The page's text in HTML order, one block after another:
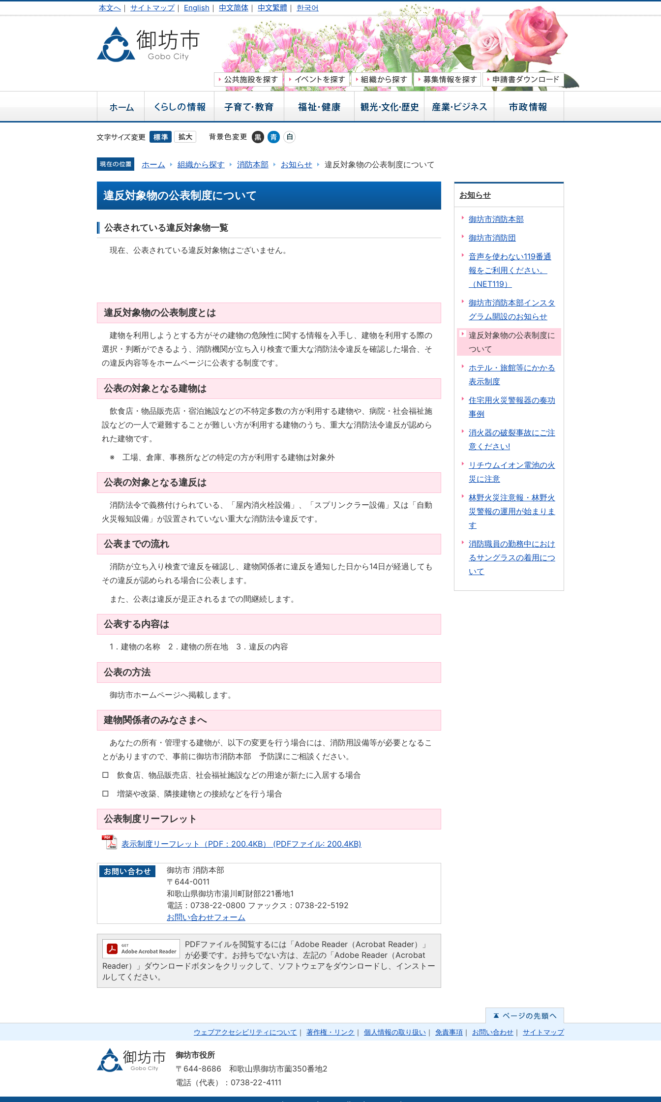
本文へ ｜ サイトマップ｜ English ｜ 中文简体 ｜ 中文繁體 ｜ 한국어
ホーム 組織から探す 消防本部 お知らせ 違反対象物の公表制度について
違反対象物の公表制度について
公表されている違反対象物一覧
現在、公表されている違反対象物はございません。
違反対象物の公表制度とは
建物を利用しようとする方がその建物の危険性に関する情報を入手し、建物を利用する際の
選択・判断ができるよう、消防機関が立ち入り検査で重大な消防法令違反を確認した場合、そ
の違反内容等をホームページに公表する制度です。
公表の対象となる建物は
飲食店・物品販売店・宿泊施設などの不特定多数の方が利用する建物や、病院・社会福祉施
設などの一人で避難することが難しい方が利用する建物のうち、重大な消防法令違反が認めら
れた建物です。
※ 工場、倉庫、事務所などの特定の方が利用する建物は対象外
公表の対象となる違反は
消防法令で義務付けられている、「屋内消火栓設備」、「スプリンクラー設備」又は「自動
火災報知設備」が設置されていない重大な消防法令違反です。
公表までの流れ
消防が立ち入り検査で違反を確認し、建物関係者に違反を通知した日から14日が経過しても
その違反が認められる場合に公表します。
また、公表は違反が是正されるまでの間継続します。
公表する内容は
1．建物の名称 2．建物の所在地 3．違反の内容
公表の方法
御坊市ホームページへ掲載します。
建物関係者のみなさまへ
あなたの所有・管理する建物が、以下の変更を行う場合には、消防用設備等が必要となるこ
とがありますので、事前に御坊市消防本部 予防課にご相談ください。
□ 飲食店、物品販売店、社会福祉施設などの用途が新たに入居する場合
□ 増築や改築、隣接建物との接続などを行う場合
公表制度リーフレット
表示制度リーフレット（PDF：200.4KB） (PDFファイル: 200.4KB)
御坊市 消防本部
〒644-0011
和歌山県御坊市湯川町財部221番地1
電話：0738-22-0800 ファックス：0738-22-5192
お問い合わせフォーム
PDFファイルを閲覧するには「Adobe Reader（Acrobat Reader）」
が必要です。お持ちでない方は、左記の「Adobe Reader（Acrobat
Reader）」ダウンロードボタンをクリックして、ソフトウェアをダウンロードし、インストー
ルしてください。
お知らせ
御坊市消防本部
御坊市消防団
音声を使わない119番通
報をご利用ください。
（NET119）
御坊市消防本部インスタ
グラム開設のお知らせ
違反対象物の公表制度に
ついて
ホテル・旅館等にかかる
表示制度
住宅用火災警報器の奏功
事例
消火器の破裂事故にご注
意ください!
リチウムイオン電池の火
災に注意
林野火災注意報・林野火
災警報の運用が始まりま
す
消防職員の勤務中におけ
るサングラスの着用につ
いて
ウェブアクセシビリティについて ｜ 著作権・リンク ｜ 個人情報の取り扱い ｜ 免責事項 ｜ お問い合わせ ｜ サイトマップ
御坊市役所
〒644-8686 和歌山県御坊市薗350番地2
電話（代表）：0738-22-4111